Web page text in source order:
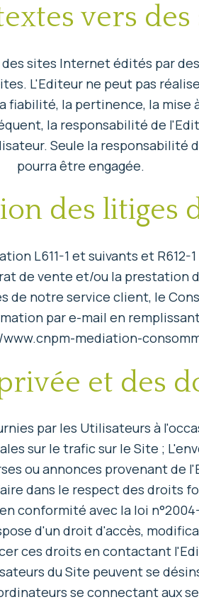
vers des
sites Internet édités par
L'Editeur ne peut pas
la pertinence, la mise
la responsabilité de
Seule la responsabilité
pourra être engagée.
des litiges
L611-1 et suivants et
de vente et/ou la prestation
notre service client, le
par e-mail en
www.cnpm-mediation-
et des
par les Utilisateurs à
sur le trafic sur le Site ;
ou annonces provenant de
dans le respect des droits
conformité avec la loi
d'un droit d'accès,
ces droits en contactant
du Site peuvent se
se connectant aux